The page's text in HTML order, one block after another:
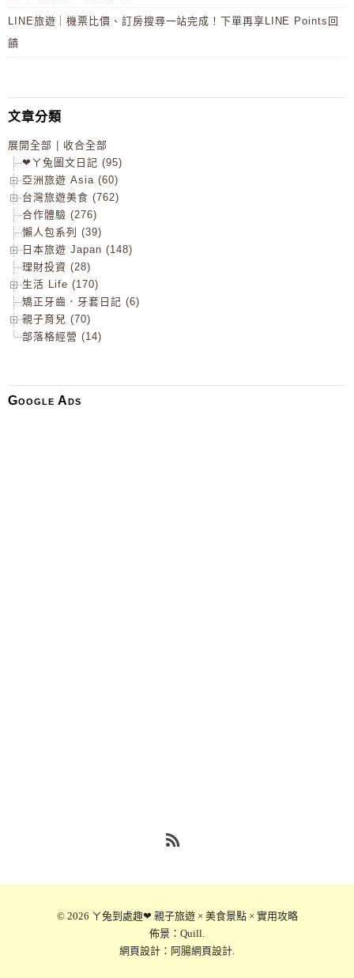
LINE旅遊｜機票比價、訂房搜尋一站完成！下單再享LINE Points回
饋
文章分類
展開全部
收合全部
❤ㄚ兔圖文日記 (95)
亞洲旅遊 Asia (60)
台灣旅遊美食 (762)
合作體驗 (276)
懶人包系列 (39)
日本旅遊 Japan (148)
理財投資 (28)
生活 Life (170)
矯正牙齒．牙套日記 (6)
親子育兒 (70)
部落格經營 (14)
Google Ads
© 2026 ㄚ兔到處趣❤ 親子旅遊 × 美食景點 × 實用攻略
佈景： Quill.
網頁設計： 阿腸網頁設計.